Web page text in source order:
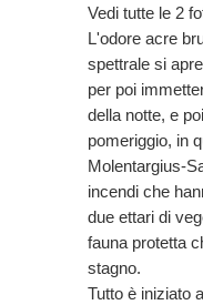
Vedi tutte le 2
L'odore acre
spettrale si
per poi
della notte, e
pomeriggio, in
Molentargius-
incendi che
due ettari di
fauna protetta
stagno.
Tutto è iniziato